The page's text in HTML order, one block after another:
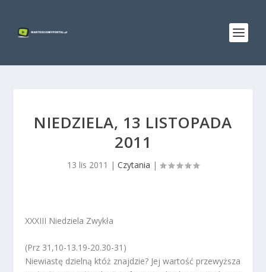
NIEDZIELA, 13 LISTOPADA
2011
13 lis 2011 | Czytania |
XXXIII Niedziela Zwykła
(Prz 31,10-13.19-20.30-31)
Niewiastę dzielną któż znajdzie? Jej wartość przewyższa